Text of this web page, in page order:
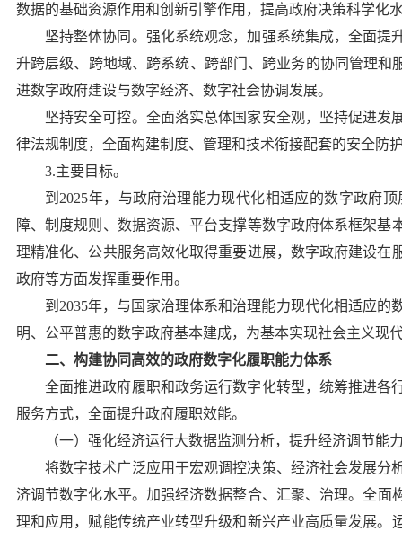
数据的基础资源作用和创新引擎作用，提高政府决策科学化
坚持整体协同。 强化系统观念，加强系统集成，全面提
升跨层级、跨地域、跨系统、跨部门、跨业务的协同管理
进数字政府建设与数字经济、数字社会协调发展。
坚持安全可控。 全面落实总体国家安全观，坚持促进发
律法规制度，全面构建制度、管理和技术衔接配套的安全防
3.主要目标。
到2025年，与政府治理能力现代化相适应的数字政府
障、制度规则、数据资源、平台支撑等数字政府体系框架
理精准化、公共服务高效化取得重要进展，数字政府建设
政府等方面发挥重要作用。
到2035年，与国家治理体系和治理能力现代化相适应
明、公平普惠的数字政府基本建成，为基本实现社会主义现
二、构建协同高效的政府数字化履职能力体系
全面推进政府履职和政务运行数字化转型，统筹推进
服务方式，全面提升政府履职效能。
（一）强化经济运行大数据监测分析，提升经济调节能
将数字技术广泛应用于宏观调控决策、经济社会发展
济调节数字化水平。 加强经济数据整合、汇聚、治理。全面
理和应用，赋能传统产业转型升级和新兴产业高质量发展。